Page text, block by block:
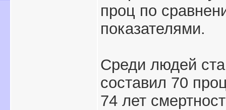
проц по
показателями.
Среди людей
составил 70
74 лет